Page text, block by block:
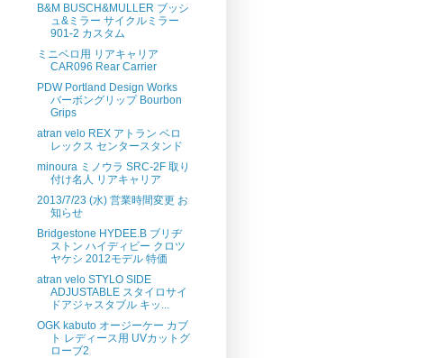
B&M BUSCH&MULLER ブッシ
ュ&ミラー サイクルミラー
901-2 カスタム
ミニベロ用 リアキャリア
CAR096 Rear Carrier
PDW Portland Design Works
バーボングリップ Bourbon
Grips
atran velo REX アトラン ベロ
レックス センタースタンド
minoura ミノウラ SRC-2F 取り
付け名人 リアキャリア
2013/7/23 (水) 営業時間変更 お
知らせ
Bridgestone HYDEE.B ブリヂ
ストン ハイディビー クロツ
ヤケシ 2012モデル 特価
atran velo STYLO SIDE
ADJUSTABLE スタイロサイ
ドアジャスタブル キッ...
OGK kabuto オージーケー カブ
ト レディース用 UVカットグ
ローブ2